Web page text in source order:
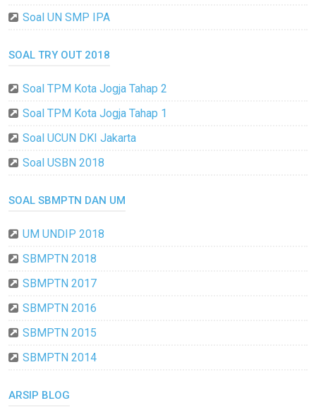
Soal UN SMP IPA
SOAL TRY OUT 2018
Soal TPM Kota Jogja Tahap 2
Soal TPM Kota Jogja Tahap 1
Soal UCUN DKI Jakarta
Soal USBN 2018
SOAL SBMPTN DAN UM
UM UNDIP 2018
SBMPTN 2018
SBMPTN 2017
SBMPTN 2016
SBMPTN 2015
SBMPTN 2014
ARSIP BLOG